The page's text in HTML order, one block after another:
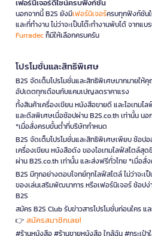
เฟอร์นิเจอร์ดีไซน์ครบฟังก์ชั่น
นอกจากนี้ B2S ยังมีเฟอร์นิเจอร์ครบทุกฟังก์ชัน
และที่ทำงาน ไม่ว่าจะเป็นโต๊ะทำงานพับได้ จากแบ
Furradecก็มีให้เลือกครบครัน
โปรโมชั่นและสิทธิพิเศษ
B2S จัดเต็มโปรโมชั่นและสิทธิพิเศษมากมายให้
อัปเดตทุกเดือนกับแคมเปญลดราคาแรง
ทั้งสินค้าเครื่องเขียน หนังสือขายดี และไอเทม
และดีลพิเศษเมื่อช้อปผ่าน B2S.co.th เท่านั้น น
*เมื่อสั่งครบขั้นต่ำที่บริษัทกำหนด
B2S จัดเต็มโปรโมชั่นและสิทธิพิเศษเพียบ ช้อป
เครื่องเขียน หนังสือดัง ของไอเทมไลฟ์สไตล์
ผ่าน B2S.co.th เท่านั้น และส่งฟรีทั่วไทย *เมื่อ
B2S มีทุกอย่างตอบโจทย์ทุกไลฟ์สไตล์ ไม่ว่าจะ
ของเล่นเสริมพัฒนาการ หรือเฟอร์นิเจอร์ ช้อป
B2S
สมัคร B2S Club รับข่าวสารโปรโมชั่นก่อนใคร
👉 สมัครสมาชิกเลย!
#ร้านหนังสือ #ร้านขายหนังสือ ใกล้ฉัน #กระเป๋